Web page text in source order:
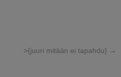
>{juuri mitään ei tapahdu} →